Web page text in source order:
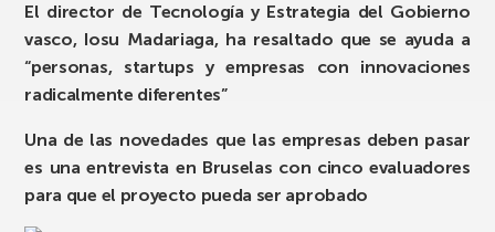
El director de Tecnología y Estrategia del Gobierno
vasco, Iosu Madariaga, ha resaltado que se ayuda a
“personas, startups y empresas con innovaciones
radicalmente diferentes”
Una de las novedades que las empresas deben pasar
es una entrevista en Bruselas con cinco evaluadores
para que el proyecto pueda ser aprobado